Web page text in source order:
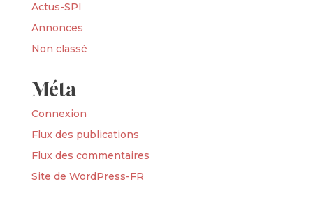
Actus-SPI
Annonces
Non classé
Méta
Connexion
Flux des publications
Flux des commentaires
Site de WordPress-FR